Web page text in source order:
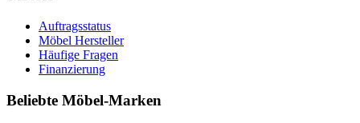
Auftragsstatus
Möbel Hersteller
Häufige Fragen
Finanzierung
Beliebte Möbel-Marken